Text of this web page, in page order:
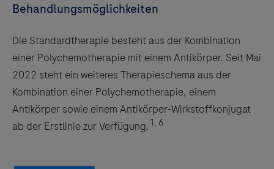
Behandlungsmöglichkeiten
Die Standardtherapie besteht aus der Kombination
einer Polychemotherapie mit einem Antikörper. Seit Mai
2022 steht ein weiteres Therapieschema aus der
Kombination einer Polychemotherapie, einem
Antikörper sowie einem Antikörper-Wirkstoffkonjugat
ab der Erstlinie zur Verfügung. 1, 6